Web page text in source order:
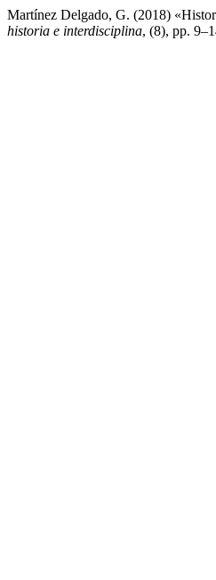
Martínez Delgado, G. (2018)
historia e interdisciplina, (8), pp.